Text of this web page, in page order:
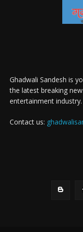
Ghadwali Sandesh is
the latest breaking
entertainment industry.
Contact us: